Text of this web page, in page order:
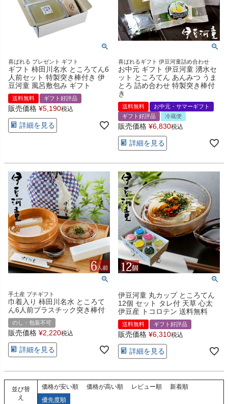
喜ばれる プレゼント ギフト
ギフト 柿田川名水 ところてん6
人前セット 特製突き棒付き 伊
豆河童 風呂敷包み ギフト
送料無料 ギフト好評品
販売価格 ¥5,190税込
詳細を見る
喜ばれるギフト 伊豆河童詰め合わせ
お中元 ギフト 伊豆河童 湧水セ
ット ところてん あんみつ うま
とろ 詰め合わせ 特製突き棒付
き
送料無料
お中元・サマーギフト
ギフト好評品
冷蔵便
販売価格 ¥6,830税込
詳細を見る
手土産 プチギフト
巾着入り 柿田川名水 ところて
ん6人前プラスチック突き棒付
のし・包装不可
販売価格 ¥2,220税込
詳細を見る
伊豆河童 丸カップ ところてん
12個 セット タレ付 天草 心太
伊豆産 トコロテン 送料無料
送料無料 ギフト好評品
販売価格 ¥6,310税込
詳細を見る
並び替
え
価格が安い順 価格が高い順 レビュー順
新着順
優先度順